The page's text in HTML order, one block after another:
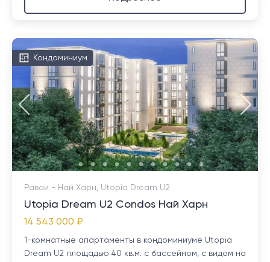
Кондоминиум
Раваи - Най Харн, Utopia Dream U2
Utopia Dream U2 Condos Най Харн
14 543 000 ₽
1-комнатные апартаменты в кондоминиуме Utopia
Dream U2 площадью 40 кв.м. с бассейном, с видом на